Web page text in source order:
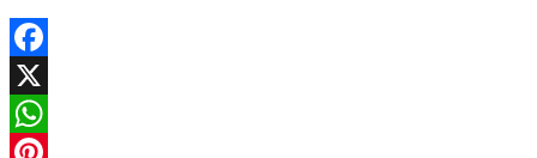
Facebook
X
WhatsApp